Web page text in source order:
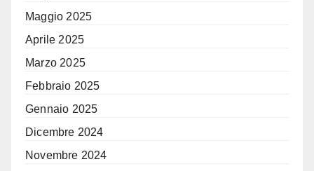
Maggio 2025
Aprile 2025
Marzo 2025
Febbraio 2025
Gennaio 2025
Dicembre 2024
Novembre 2024